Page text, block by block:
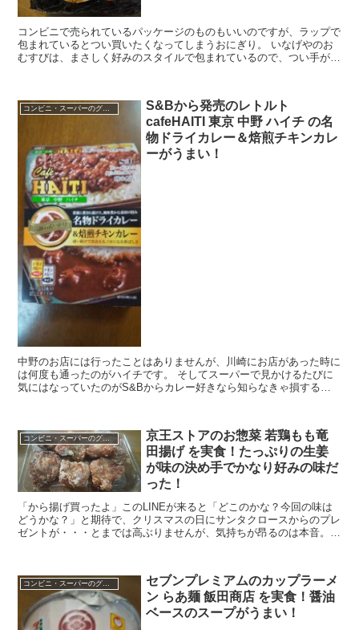
コンビニで売られているパッケージのものもいいのですが、ラップで
包まれているとつい買いたくなってしまうおにぎり。 いなげやのお
むすびは、まさしく好みのスタイルで包まれているので、つい手が出
コンビニ・スーパーのグルメ
S&Bから発売のレトルト
cafeHAITI 東京 中野 ハイチ の名
物ドライカレー＆焙煎チキンカレ
ーがうまい！
中野のお店には行ったことはありませんが、川崎にお店があった時に
は何度も通ったのがハイチです。 そしてスーパーで見かけるたびに
気にはなっていたのがS&Bからカレー好きなら知らなきゃ損する噂
コンビニ・スーパーのグルメ
京王ストアのお惣菜 若鶏もも竜
田揚げ を実食！たっぷりの生姜
が味の決め手でかなり好みの味だ
った！
「から揚げ買ったよ」このLINEが来ると「どこのかな？今回の味は
どうかな？」と期待で、クリスマスの日にサンタクロースからのプレ
ゼントが・・・とまでは高ぶりませんが、気持ちが昂るのは本音。
コンビニ・スーパーのグルメ
セブンプレミアムのカップラーメ
ン らあ麺 飯田商店 を実食！醤油
ベースのスープがうまい！